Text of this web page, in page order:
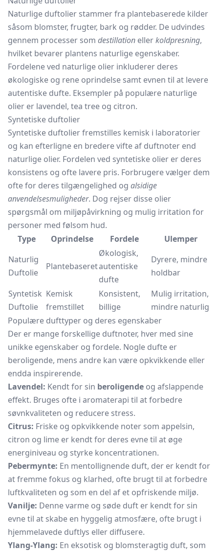
Naturlige duftolier stammer fra plantebaserede kilder
såsom blomster, frugter, bark og rødder. De udvindes
gennem processer som destillation ellerkoldpresning,
hvilket bevarer plantens naturlige egenskaber.
Fordelene ved naturlige olier inkluderer deres
økologiske og rene oprindelse samt evnen til at levere
autentiske dufte. Eksempler på populære naturlige
olier er lavendel, tea tree og citron.
Syntetiske duftolier
Syntetiske duftolier fremstilles kemisk i laboratorier
og kan efterligne en bredere vifte af duftnoter end
naturlige olier. Fordelen ved syntetiske olier er deres
konsistens og ofte lavere pris. Forbrugere vælger dem
ofte for deres tilgængelighed og alsidige
anvendelsesmuligheder. Dog rejser disse olier
spørgsmål om miljøpåvirkning og mulig irritation for
personer med følsom hud.
Type
Oprindelse Fordele
Ulemper
Naturlig
Duftolie
Plantebaseret
Økologisk,
autentiske
dufte
Dyrere, mindre
holdbar
Syntetisk
Duftolie
Kemisk
fremstillet
Konsistent,
billige
Mulig irritation,
mindre naturlig
Populære dufttyper og deres egenskaber
Der er mange forskellige duftnoter, hver med sine
unikke egenskaber og fordele. Nogle dufte er
beroligende, mens andre kan være opkvikkende eller
endda inspirerende.
Lavendel: Kendt for sin beroligende og afslappende
effekt. Bruges ofte i aromaterapi til at forbedre
søvnkvaliteten og reducere stress.
Citrus: Friske og opkvikkende noter som appelsin,
citron og lime er kendt for deres evne til at øge
energiniveau og styrke koncentrationen.
Pebermynte: En mentollignende duft, der er kendt for
at fremme fokus og klarhed, ofte brugt til at forbedre
luftkvaliteten og som en del af et opfriskende miljø.
Vanilje: Denne varme og søde duft er kendt for sin
evne til at skabe en hyggelig atmosfære, ofte brugt i
hjemmelavede duftlys eller diffusere.
Ylang-Ylang: En eksotisk og blomsteragtig duft, som